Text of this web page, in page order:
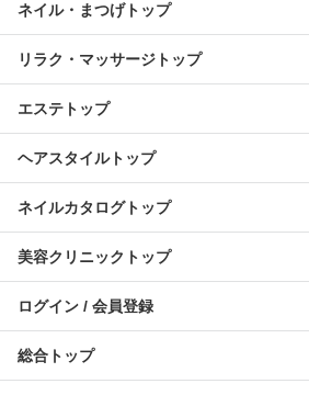
ネイル・まつげトップ
リラク・マッサージトップ
エステトップ
ヘアスタイルトップ
ネイルカタログトップ
美容クリニックトップ
ログイン / 会員登録
総合トップ